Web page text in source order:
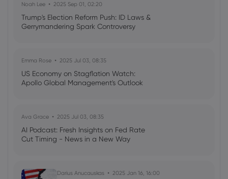
Noah Lee 2025 Sep 01, 02:20
Trump's Election Reform Push: ID Laws &
Gerrymandering Spark Controversy
Emma Rose 2025 Jul 03, 08:35
US Economy on Stagflation Watch:
Apollo Global Management's Outlook
Ava Grace 2025 Jul 03, 08:35
AI Podcast: Fresh Insights on Fed Rate
Cut Timing - News in a New Way
Darius Anucauskas 2025 Jan 16, 16:00